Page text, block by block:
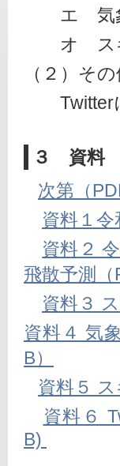
エ　気象
オ　ス
（２）そ
Twitterに
３ 資料
次第（
資料１令
資料２
飛散予測（
資料３
資料４ 気
B）
資料５
資料６
B)